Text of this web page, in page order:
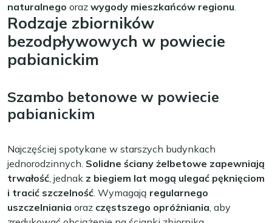
naturalnego oraz wygody mieszkańców regionu.
Rodzaje zbiorników
bezodpływowych w powiecie
pabianickim
Szambo betonowe w powiecie
pabianickim
Najczęściej spotykane w starszych budynkach
jednorodzinnych. Solidne ściany żelbetowe zapewniają
trwałość, jednak z biegiem lat mogą ulegać pęknięciom
i tracić szczelność. Wymagają regularnego
uszczelniania oraz częstszego opróżniania, aby